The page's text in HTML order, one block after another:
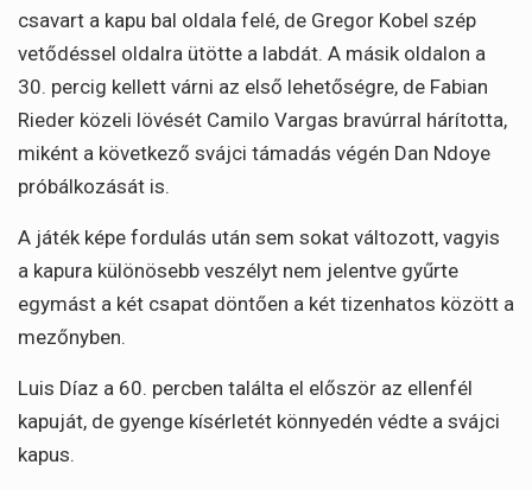
csavart a kapu bal oldala felé, de Gregor Kobel szép
vetődéssel oldalra ütötte a labdát. A másik oldalon a
30. percig kellett várni az első lehetőségre, de Fabian
Rieder közeli lövését Camilo Vargas bravúrral hárította,
miként a következő svájci támadás végén Dan Ndoye
próbálkozását is.
A játék képe fordulás után sem sokat változott, vagyis
a kapura különösebb veszélyt nem jelentve gyűrte
egymást a két csapat döntően a két tizenhatos között a
mezőnyben.
Luis Díaz a 60. percben találta el először az ellenfél
kapuját, de gyenge kísérletét könnyedén védte a svájci
kapus.